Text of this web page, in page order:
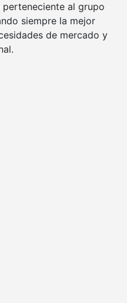
al grupo
siempre la mejor
de mercado y